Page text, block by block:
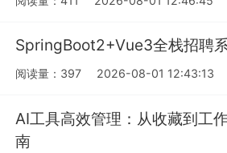
SpringBoot2+Vue3全栈招聘
阅读量：397 2026-08-01 12:43:13
AI工具高效管理：从收藏到工
南